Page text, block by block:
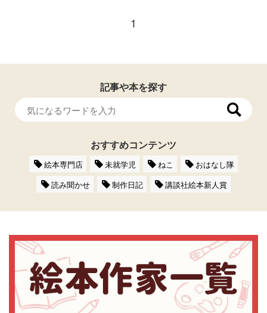
1
記事や本を探す
おすすめコンテンツ
絵本専門店 未就学児 ねこ
おはなし隊
読み聞かせ
制作日記 講談社絵本新人賞